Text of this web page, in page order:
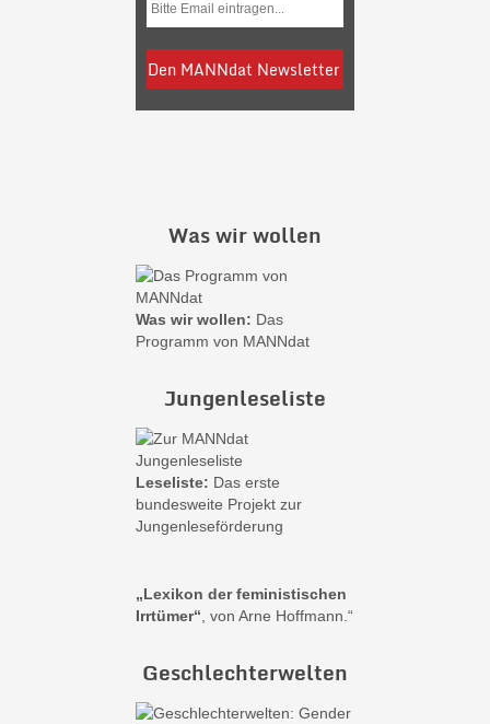
Was wir wollen
Was wir wollen: Das
Programm von MANNdat
Jungenleseliste
Leseliste: Das erste
bundesweite Projekt zur
Jungenleseförderung
„Lexikon der feministischen
Irrtümer“ , von Arne Hoffmann.“
Geschlechterwelten